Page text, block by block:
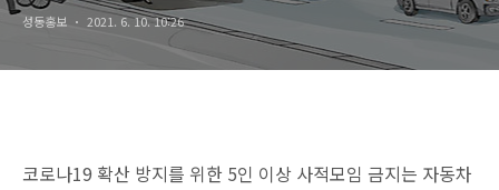
성동홍보 2021. 6. 10. 10:26
코로나19 확산 방지를 위한 5인 이상 사적모임 금지는 자동차